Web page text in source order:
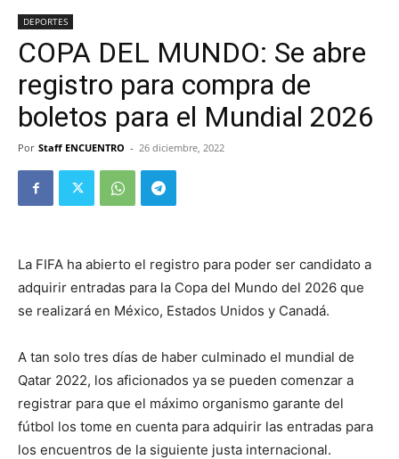
DEPORTES
COPA DEL MUNDO: Se abre
registro para compra de
boletos para el Mundial 2026
Por Staff ENCUENTRO - 26 diciembre, 2022
La FIFA ha abierto el registro para poder ser candidato a
adquirir entradas para la Copa del Mundo del 2026 que
se realizará en México, Estados Unidos y Canadá.
A tan solo tres días de haber culminado el mundial de
Qatar 2022, los aficionados ya se pueden comenzar a
registrar para que el máximo organismo garante del
fútbol los tome en cuenta para adquirir las entradas para
los encuentros de la siguiente justa internacional.